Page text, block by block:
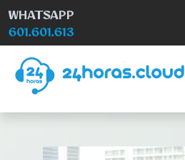
WHATSAPP
601.601.613